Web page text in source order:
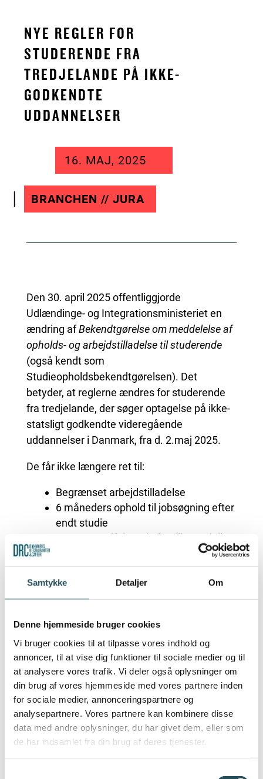
Samtykke Detaljer Om
Denne hjemmeside bruger cookies
Vi bruger cookies til at tilpasse vores indhold og
annoncer, til at vise dig funktioner til sociale medier og til
at analysere vores trafik. Vi deler også oplysninger om
din brug af vores hjemmeside med vores partnere inden
for sociale medier, annonceringspartnere og
analysepartnere. Vores partnere kan kombinere disse
data med andre oplysninger, du har givet dem, eller som
de har indsamlet fra din brug af deres tjenester.
NYE REGLER FOR
STUDERENDE FRA
TREDJELANDE PÅ IKKE-
GODKENDTE
UDDANNELSER
16. MAJ, 2025
BRANCHEN // JURA
Den 30. april 2025 offentliggjorde
Udlændinge- og Integrationsministeriet en
ændring afBekendtgørelse om meddelelse af
opholds- og arbejdstilladelse til studerende
(også kendt som
Studieopholdsbekendtgørelsen). Det
betyder, at reglerne ændres for studerende
fra tredjelande, der søger optagelse på ikke-
statsligt godkendte videregående
uddannelser i Danmark, fra d. 2.maj 2025.
De får ikke længere ret til:
Begrænset arbejdstilladelse
6 måneders ophold til jobsøgning efter
endt studie
At tage medfølgende familie med til
Ændringen gælder
kun for nye ansøgninger
indgivet fra og med den 2. maj 2025.
Studerende og medfølgende ægtefæller, der
har fået eller søgt før denne dato, er ikke
omfattet af ændringerne og deres
rettigheder bevares, også ved forlængelse.
Har du som arbejdsgiver allerede ansat
personale, som er i Danmark på ordningen,
er der derfor ingen ændringer.
Formålet er at sikre, at opholdstilladelse kun
gives til studerende med et reelt ønske om at